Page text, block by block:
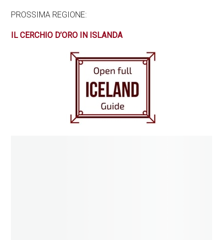
PROSSIMA REGIONE:
IL CERCHIO D’ORO IN ISLANDA